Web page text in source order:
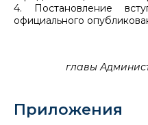
4. Постановление
официального
главы
Приложения